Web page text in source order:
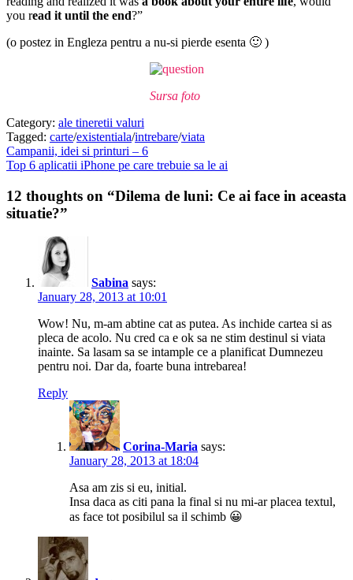
you read it until the end?”
(o postez in Engleza pentru a nu-si pierde esenta 🙂 )
Sursa foto
Category: ale tineretii valuri
Tagged: carte/existentiala/intrebare/viata
Post
navigation
Previous
post:
Campanii, idei si printuri – 6
Next
Top 6 aplicatii iPhone pe care trebuie sa le ai
12 thoughts on “Dilema de luni: Ce ai face in aceasta
situatie?”
Sabina says:
January 28, 2013 at 10:01
Wow! Nu, m-am abtine cat as putea. As inchide cartea si as
pleca de acolo. Nu cred ca e ok sa ne stim destinul si viata
inainte. Sa lasam sa se intample ce a planificat Dumnezeu
pentru noi. Dar da, foarte buna intrebarea!
Reply
Corina-Maria says:
January 28, 2013 at 18:04
Asa am zis si eu, initial.
Insa daca as citi pana la final si nu mi-ar placea textul,
as face tot posibilul sa il schimb 😀